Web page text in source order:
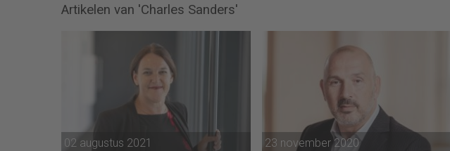
Artikelen van 'Charles Sanders'
02 augustus 2021 23 november 2020